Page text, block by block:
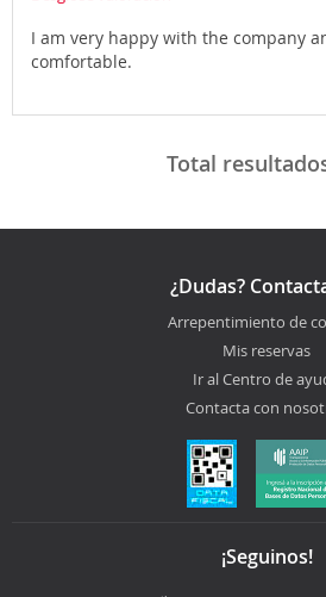
I am very happy with the company
comfortable.
Total
¿Dudas?
Arrepentimiento de
Mis reservas
Ir al Centro de
Contacta con
¡Seguinos!